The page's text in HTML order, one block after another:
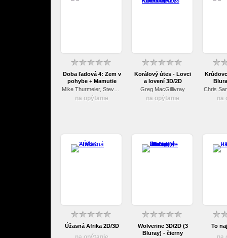
Doba ľadová 4: Zem v
pohybe + Mamutie
vianoce 3D/2D
na opýtanie
Korálový útes - Lovci
a lovení 3D/2D
Greg MacGillivray
na opýtanie na
Úžasná Afrika 2D/3D
Wolverine 3D/2D (3
Bluray) - čierny
To